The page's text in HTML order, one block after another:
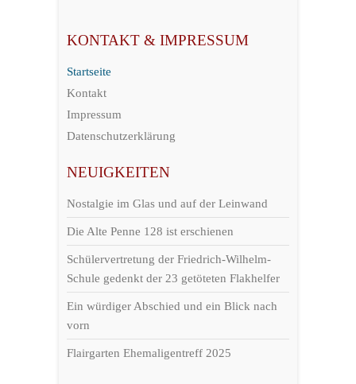
KONTAKT & IMPRESSUM
Startseite
Kontakt
Impressum
Datenschutzerklärung
NEUIGKEITEN
Nostalgie im Glas und auf der Leinwand
Die Alte Penne 128 ist erschienen
Schülervertretung der Friedrich-Wilhelm-
Schule gedenkt der 23 getöteten Flakhelfer
Ein würdiger Abschied und ein Blick nach
vorn
Flairgarten Ehemaligentreff 2025